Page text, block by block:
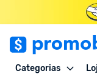
Categorias